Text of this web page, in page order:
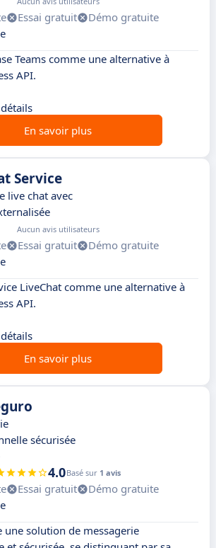
Essai gratuit
Démo gratuite
Teams comme une alternative à
API.
En savoir plus
Service
live chat avec
Aucun avis utilisateurs
Essai gratuit
Démo gratuite
LiveChat comme une alternative à
API.
En savoir plus
sécurisée
4.0Basé sur 1 avis
Essai gratuit
Démo gratuite
une solution de messagerie